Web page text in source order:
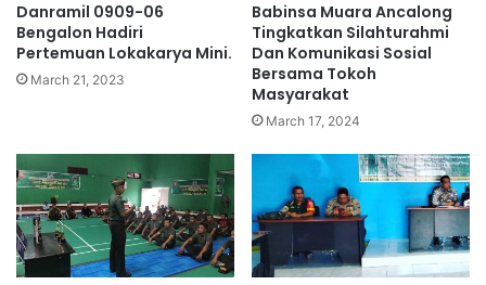
Danramil 0909-06
Bengalon Hadiri
Pertemuan Lokakarya Mini.
March 21, 2023
Babinsa Muara Ancalong
Tingkatkan Silahturahmi
Dan Komunikasi Sosial
Bersama Tokoh
Masyarakat
March 17, 2024